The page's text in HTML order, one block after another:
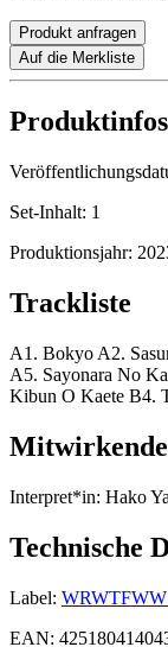
Produkt anfragen
Auf die Merkliste
Produktinfos
Set-Inhalt: 1
Produktionsjahr:
Trackliste
A1. Bokyo A2.
A5. Sayonara No
Kibun O Kaete B4.
Mitwirkende
Interpret*in: Hako
Technische
Label: WRWTFWW
EAN: